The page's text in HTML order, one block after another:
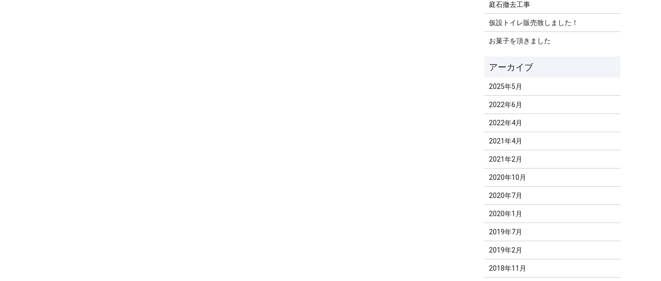
庭石撤去工事
仮設トイレ販売致しました！
お菓子を頂きました
2025年5月
2022年6月
2022年4月
2021年4月
2021年2月
2020年10月
2020年7月
2020年1月
2019年7月
2019年2月
2018年11月